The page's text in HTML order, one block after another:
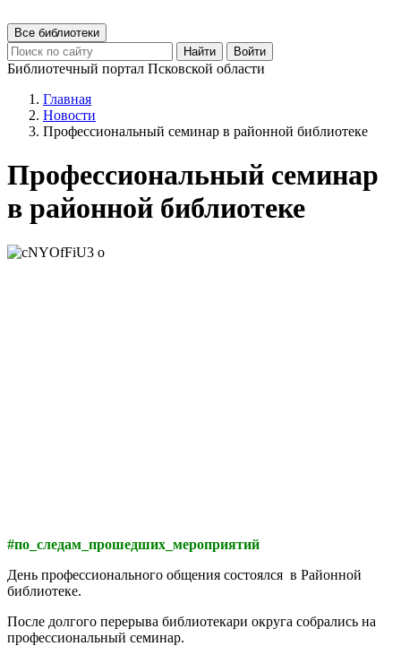
Все библиотеки
Найти
Войти
Библиотечный портал Псковской области
Главная
Новости
Профессиональный семинар в районной библиотеке
Профессиональный семинар
в районной библиотеке
#по_следам_прошедших_мероприятий
День профессионального общения состоялся в Районной
библиотеке.
После долгого перерыва библиотекари округа собрались на
профессиональный семинар.